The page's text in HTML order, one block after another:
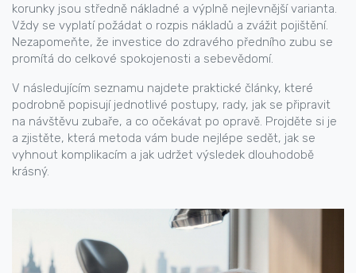
korunky jsou středně nákladné a výplně nejlevnější varianta.
Vždy se vyplatí požádat o rozpis nákladů a zvážit pojištění.
Nezapomeňte, že investice do zdravého předního zubu se
promítá do celkové spokojenosti a sebevědomí.
V následujícím seznamu najdete praktické články, které
podrobně popisují jednotlivé postupy, rady, jak se připravit
na návštěvu zubaře, a co očekávat po opravě. Projděte si je
a zjistěte, která metoda vám bude nejlépe sedět, jak se
vyhnout komplikacím a jak udržet výsledek dlouhodobě
krásný.